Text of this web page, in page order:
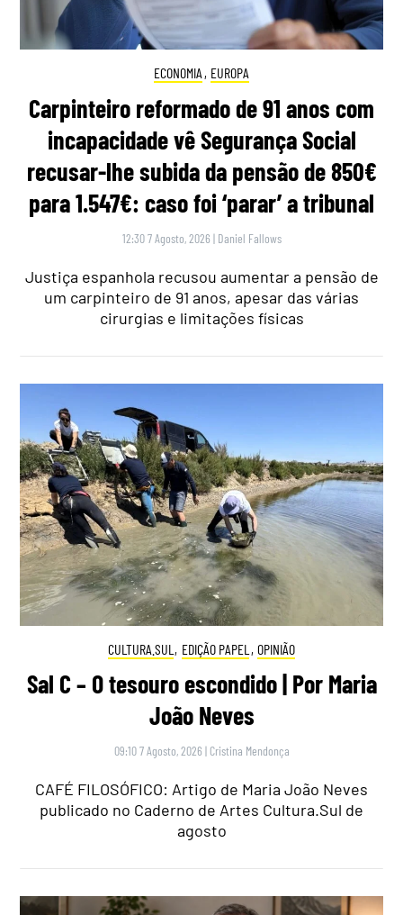
ECONOMIA , EUROPA
Carpinteiro reformado de 91 anos com
incapacidade vê Segurança Social
recusar-lhe subida da pensão de 850€
para 1.547€: caso foi ‘parar’ a tribunal
12:30 7 Agosto, 2026 | Daniel Fallows
Justiça espanhola recusou aumentar a pensão de
um carpinteiro de 91 anos, apesar das várias
cirurgias e limitações físicas
CULTURA.SUL , EDIÇÃO PAPEL , OPINIÃO
Sal C – O tesouro escondido | Por Maria
João Neves
09:10 7 Agosto, 2026 | Cristina Mendonça
CAFÉ FILOSÓFICO: Artigo de Maria João Neves
publicado no Caderno de Artes Cultura.Sul de
agosto